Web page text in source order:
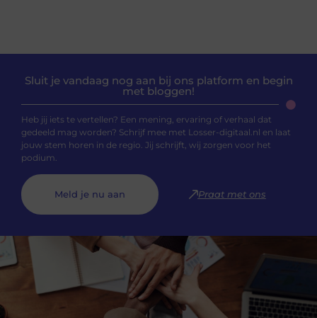
Sluit je vandaag nog aan bij ons platform en begin
met bloggen!
Heb jij iets te vertellen? Een mening, ervaring of verhaal dat
gedeeld mag worden? Schrijf mee met Losser-digitaal.nl en laat
jouw stem horen in de regio. Jij schrijft, wij zorgen voor het
podium.
Meld je nu aan Praat met ons